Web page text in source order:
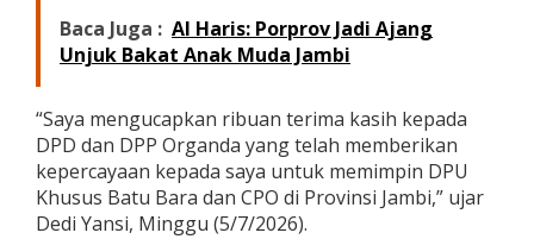
Baca Juga : Al Haris: Porprov Jadi Ajang
Unjuk Bakat Anak Muda Jambi
“Saya mengucapkan ribuan terima kasih kepada
DPD dan DPP Organda yang telah memberikan
kepercayaan kepada saya untuk memimpin DPU
Khusus Batu Bara dan CPO di Provinsi Jambi,” ujar
Dedi Yansi, Minggu (5/7/2026).